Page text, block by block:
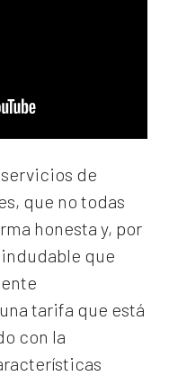
de
que no todas
honesta y, por
que
tarifa que está
con la